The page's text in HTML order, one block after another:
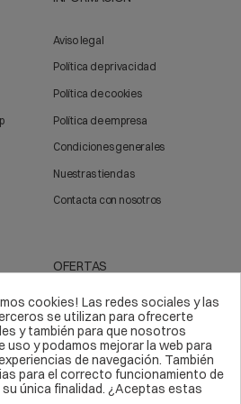
Aviso legal
Política de privacidad
Política de cookies
Política de empresa
Condiciones generales
Nuestras tiendas
Contacta con nosotros
OFERTAS
Arnés de seguridad
Sistemas anticaídas
Kits de seguridad
Material deportivo
cookies! Las redes sociales y las
se utilizan para ofrecerte
y también para que nosotros
y podamos mejorar la web para
de navegación. También
para el correcto funcionamiento de
única finalidad. ¿Aceptas estas